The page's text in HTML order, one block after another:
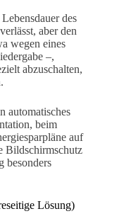
des
aber den
wegen eines
–,
abzuschalten,
automatisches
beim
auf
Bildschirmschutz
besonders
Lösung)